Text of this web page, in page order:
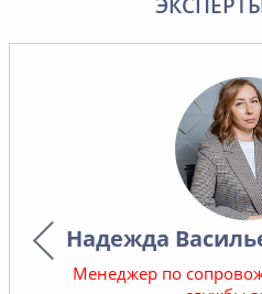
Надежда
Менеджер по